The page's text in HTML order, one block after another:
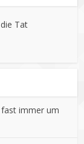
Tat
immer um